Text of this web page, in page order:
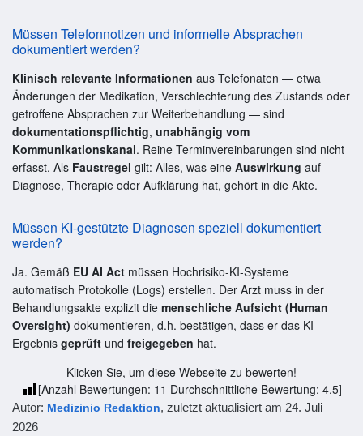
Müssen Telefonnotizen und informelle Absprachen
dokumentiert werden?
Klinisch relevante Informationen aus Telefonaten — etwa
Änderungen der Medikation, Verschlechterung des Zustands oder
getroffene Absprachen zur Weiterbehandlung — sind
dokumentationspflichtig, unabhängig vom
Kommunikationskanal. Reine Terminvereinbarungen sind nicht
erfasst. Als Faustregel gilt: Alles, was eine Auswirkung auf
Diagnose, Therapie oder Aufklärung hat, gehört in die Akte.
Müssen KI-gestützte Diagnosen speziell dokumentiert
werden?
Ja. Gemäß EU AI Act müssen Hochrisiko-KI-Systeme
automatisch Protokolle (Logs) erstellen. Der Arzt muss in der
Behandlungsakte explizit die menschliche Aufsicht (Human
Oversight) dokumentieren, d.h. bestätigen, dass er das KI-
Ergebnis geprüft und freigegeben hat.
Klicken Sie, um diese Webseite zu bewerten!
[Anzahl Bewertungen: 11 Durchschnittliche Bewertung: 4.5]
Autor: Medizinio Redaktion, zuletzt aktualisiert am 24. Juli
2026